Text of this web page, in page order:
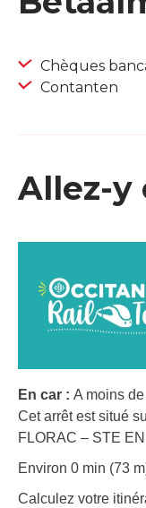
Chèques
Contanten
Allez-y
En car : A moins
Cet arrêt est situé
FLORAC – STE
Environ 0 min (73
Calculez votre